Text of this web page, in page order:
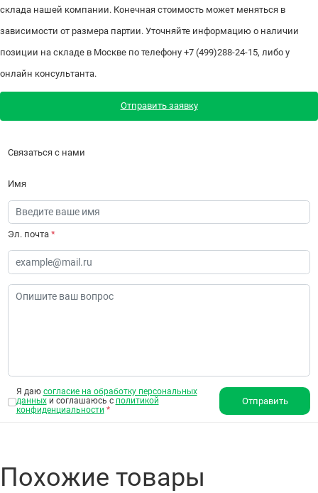
склада нашей компании. Конечная стоимость может меняться в
зависимости от размера партии. Уточняйте информацию о наличии
позиции на складе в Москве по телефону +7 (499)288-24-15, либо у
онлайн консультанта.
Отправить заявку
Связаться с нами
Имя
Эл. почта *
Я даю согласие на обработку персональных
данныхи соглашаюсь с политикой
конфиденциальности *
Отправить
Похожие товары